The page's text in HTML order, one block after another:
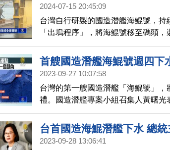
2024-07-15 20:45:09
台灣自行研製的國造潛艦海鯤號，
「出塢程序」，將海鯤號移至碼頭
試。不過過程相當保密，軍方會使
特勤艇也搭載潛水人員在水下待命，
首艘國造潛艦海鯤號週四下
2023-09-27 10:07:58
台灣的第一艘國造潛艦「海鯤號」
禮。國造潛艦專案小組召集人黃曙
共軍限制在第一島鏈，讓它們無法進
台首國造海鯤潛艦下水 總
2023-09-28 13:06:41